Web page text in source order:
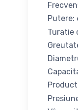
Putere:
Turatie